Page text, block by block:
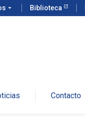
arrow_drop_down Biblioteca
Contacto